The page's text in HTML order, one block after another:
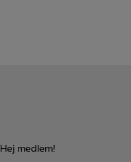
Hej medlem!